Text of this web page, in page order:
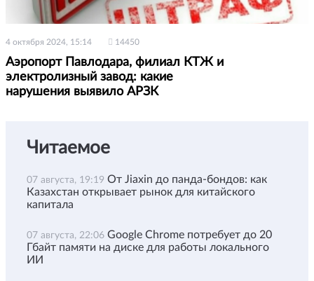
4 октября 2024, 15:14 14450
Аэропорт Павлодара, филиал КТЖ и
электролизный завод: какие
нарушения выявило АРЗК
Читаемое
07 августа, 19:19 От Jiaxin до панда-бондов: как
Казахстан открывает рынок для китайского
капитала
07 августа, 22:06 Google Chrome потребует до 20
Гбайт памяти на диске для работы локального
ИИ